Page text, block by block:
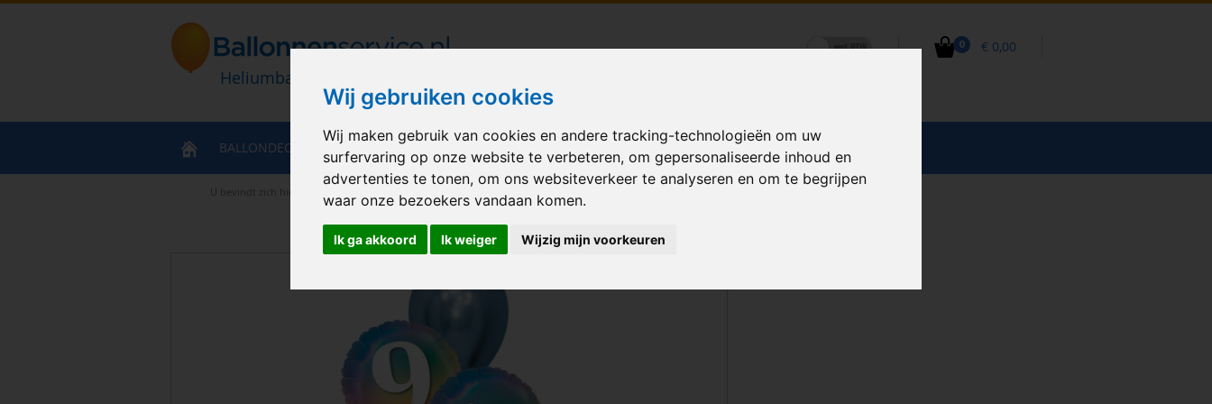
Wij gebruiken cookies
Wij maken gebruik van cookies en andere tracking-technologieën om uw
surfervaring op onze website te verbeteren, om gepersonaliseerde inhoud en
advertenties te tonen, om ons websiteverkeer te analyseren en om te begrijpen
waar onze bezoekers vandaan komen.
Ik ga akkoord Ik weiger Wijzig mijn voorkeuren
0 € 0,00
Heliumballonnen en ballondecoraties bezorgd in heel Nederland
U bevindt zich hier Ballonboeket Fijne Verjaardag Multicolor 9
BALLONDECORATIES HELIUM BALLONNEN GELEGENHEID VERHUUR BEDRUKKEN ACCESSOIRES